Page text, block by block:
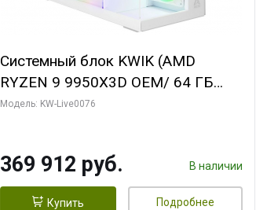
Системный блок KWIK (AMD
RYZEN 9 9950X3D OEM/ 64 ГБ
ОЗУ/ Gigabyte RTX5080
Модель: KW-Live0076
369 912 руб. В наличии
Купить Подробнее